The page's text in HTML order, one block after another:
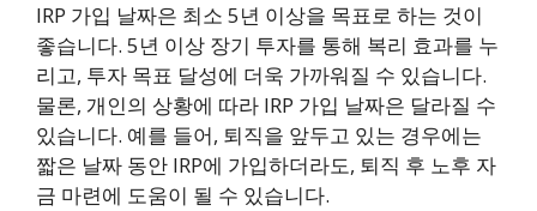
IRP 가입 날짜은 최소 5년 이상을 목표로 하는 것이
좋습니다. 5년 이상 장기 투자를 통해 복리 효과를 누
리고, 투자 목표 달성에 더욱 가까워질 수 있습니다.
물론, 개인의 상황에 따라 IRP 가입 날짜은 달라질 수
있습니다. 예를 들어, 퇴직을 앞두고 있는 경우에는
짧은 날짜 동안 IRP에 가입하더라도, 퇴직 후 노후 자
금 마련에 도움이 될 수 있습니다.